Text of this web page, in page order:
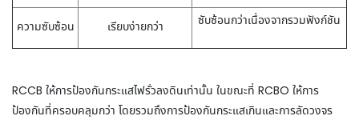
ความซับซ้อน เรียบง่ายกว่า ซับซ้อนกว่าเนื่องจากรวมฟังก์ชัน
RCCB ให้การป้องกันกระแสไฟรั่วลงดินเท่านั้น ในขณะที่ RCBO ให้การ
ป้องกันที่ครอบคลุมกว่า โดยรวมถึงการป้องกันกระแสเกินและการลัดวงจร